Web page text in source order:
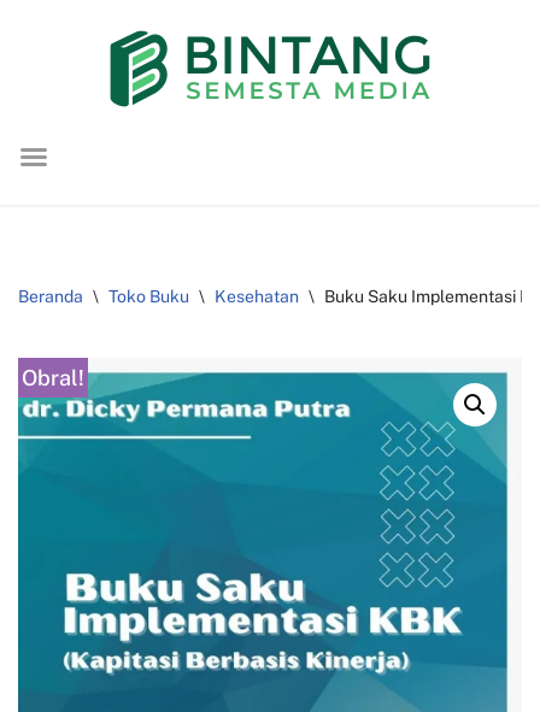
konten
Beranda \ Toko Buku \ Kesehatan \ Buku Saku Implementasi
Obral!